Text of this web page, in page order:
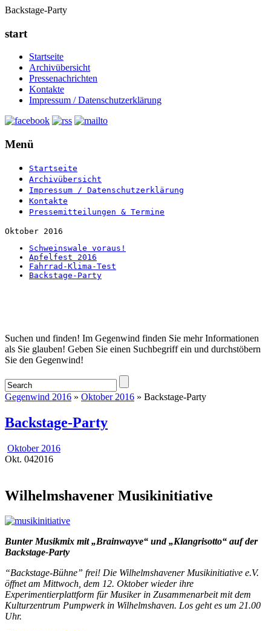
Backstage-Party
start
Startseite
Archivübersicht
Pressenachrichten
Kontakte
Impressum / Datenschutzerklärung
Menü
Startseite
Archivübersicht
Impressum / Datenschutzerklärung
Kontakte
Pressemitteilungen & Termine
Oktober 2016
Schweinswale voraus!
Apfelfest 2016
Fahrrad-Klima-Test
Backstage-Party
Startseite
Suchen und finden! Im Gegenwind finden Sie mehr Informationen
als Sie glauben! Geben Sie einen Suchbegriff ein und durchstöbern
Sie den Gegenwind!
Gegenwind 2016 » Oktober 2016 » Backstage-Party
Backstage-Party
Oktober 2016
Okt. 042016
Wilhelmshavener Musikinitiative
Bunter Musikmix mit „Brainwayve“ und „Klangrisotto“ auf der
Backstage-Party
“Backstage-Bühne” frei! Die Wilhelmshavener Musikinitiative e.V.
öffnet am Mittwoch, dem 12. Oktober wieder ihre
Experimentierplattform für Musiker in Zusammenarbeit mit dem
Kulturzentrum Pumpwerk in Wilhelmshaven. Los geht es um 21.00
Uhr.